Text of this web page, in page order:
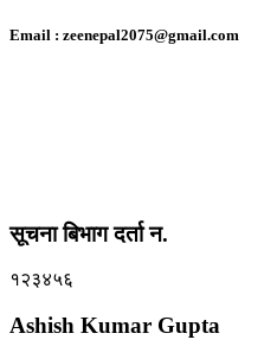
Email : zeenepal2075@gmail.com
सूचना बिभाग दर्ता न.
१२३४५६
Ashish Kumar Gupta